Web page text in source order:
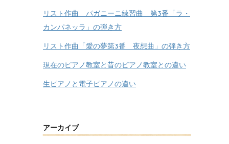
リスト作曲 パガニーニ練習曲 第3番「ラ・
カンパネッラ」の弾き方
リスト作曲「愛の夢第3番 夜想曲」の弾き方
現在のピアノ教室と昔のピアノ教室との違い
生ピアノと電子ピアノの違い
アーカイブ